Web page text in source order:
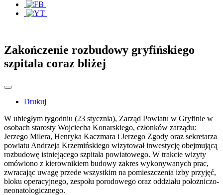
Zakończenie rozbudowy gryfińskiego
szpitala coraz bliżej
Drukuj
W ubiegłym tygodniu (23 stycznia), Zarząd Powiatu w Gryfinie w
osobach starosty Wojciecha Konarskiego, członków zarządu:
Jerzego Milera, Henryka Kaczmara i Jerzego Zgody oraz sekretarza
powiatu Andrzeja Krzemińskiego wizytował inwestycję obejmującą
rozbudowę istniejącego szpitala powiatowego. W trakcie wizyty
omówiono z kierownikiem budowy zakres wykonywanych prac,
zwracając uwagę przede wszystkim na pomieszczenia izby przyjęć,
bloku operacyjnego, zespołu porodowego oraz oddziału położniczo-
neonatologicznego.